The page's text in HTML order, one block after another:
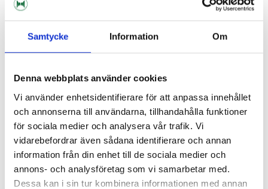
Samtycke Information Om
Denna webbplats använder cookies
Vi använder enhetsidentifierare för att anpassa innehållet
och annonserna till användarna, tillhandahålla funktioner
för sociala medier och analysera vår trafik. Vi
vidarebefordrar även sådana identifierare och annan
information från din enhet till de sociala medier och
annons- och analysföretag som vi samarbetar med.
Dessa kan i sin tur kombinera informationen med annan
Extra Ice pack for liquid fresh
yeast
19 kr
AEB
Bel-Abbey AY7 Fermoale 500 g
587 kr